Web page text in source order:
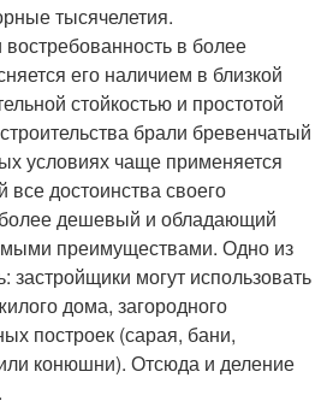
тысячелетия.
в более
его наличием в близкой
стойкостью и простотой
брали бревенчатый
условиях чаще применяется
достоинства своего
дешевый и обладающий
преимуществами. Одно из
застройщики могут использовать
дома, загородного
построек (сарая, бани,
конюшни). Отсюда и деление